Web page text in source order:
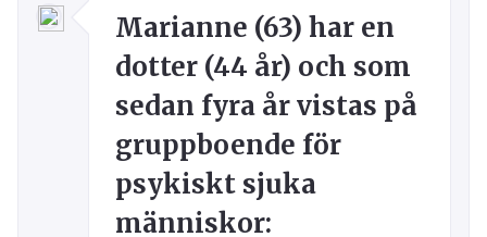
Marianne (63) har en
dotter (44 år) och som
sedan fyra år vistas på
gruppboende för
psykiskt sjuka
människor: